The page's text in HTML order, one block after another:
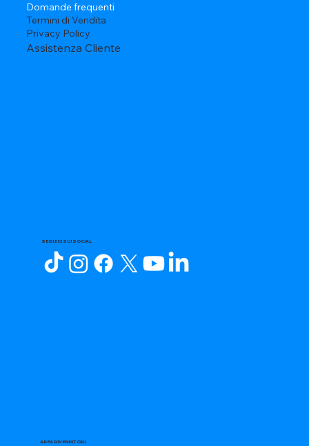
Domande frequenti
Termini di Vendita
Privacy Policy
Assistenza Cliente
SEGUICI SUI SOCIAL
AREA RIVENDITORI